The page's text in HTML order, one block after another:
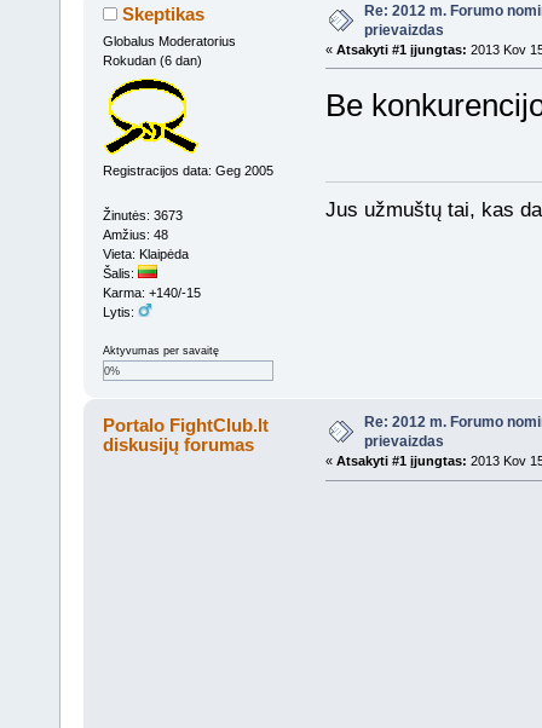
Skeptikas
Globalus Moderatorius
Rokudan (6 dan)
Registracijos data: Geg 2005
Žinutės: 3673
Amžius: 48
Vieta: Klaipėda
Šalis:
Karma: +140/-15
Lytis:
Aktyvumas per savaitę
0%
Re: 2012 m. Forumo
prievaizdas
« Atsakyti #1 įjungtas: 2013 Kov
Be
Jus užmuštų tai, kas
Portalo FightClub.lt
diskusijų forumas
Re: 2012 m. Forumo
prievaizdas
« Atsakyti #1 įjungtas: 2013 Kov